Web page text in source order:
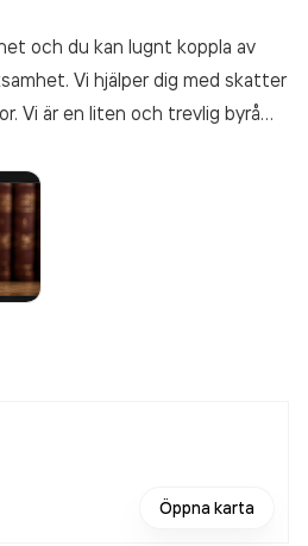
och du kan lugnt koppla av
Vi hjälper dig med skatter
Vi är en liten och trevlig byrå
är att ni ska känna er trygga
frågor som behöver ha svar
företags ekonomi.
Öppna karta